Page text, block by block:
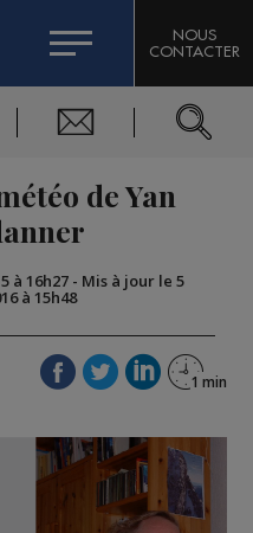
DE L'EXPERT
SKIABLES
MONT-BLANC
NOUS
CONTACTER
de Yan
à 16h27- Mis à jour le 5
à 15h48